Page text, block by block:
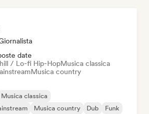
date
/ Lo-fi Hip-HopMusica classica
Musica country
Musica classica
Musica country Dub
Funk